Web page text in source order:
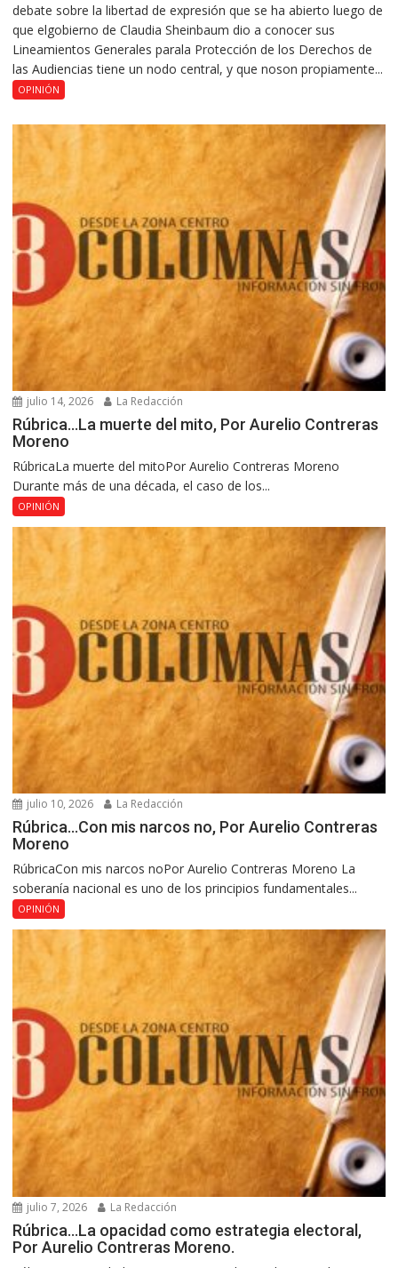
debate sobre la libertad de expresión que se ha abierto luego de
que elgobierno de Claudia Sheinbaum dio a conocer sus
Lineamientos Generales parala Protección de los Derechos de
las Audiencias tiene un nodo central, y que noson propiamente...
OPINIÓN
julio 14, 2026 La Redacción
Rúbrica…La muerte del mito, Por Aurelio Contreras
Moreno
RúbricaLa muerte del mitoPor Aurelio Contreras Moreno
Durante más de una década, el caso de los...
OPINIÓN
julio 10, 2026 La Redacción
Rúbrica…Con mis narcos no, Por Aurelio Contreras
Moreno
RúbricaCon mis narcos noPor Aurelio Contreras Moreno La
soberanía nacional es uno de los principios fundamentales...
OPINIÓN
julio 7, 2026 La Redacción
Rúbrica…La opacidad como estrategia electoral,
Por Aurelio Contreras Moreno.